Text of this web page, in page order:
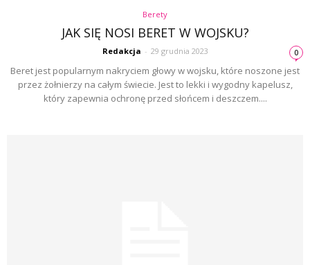
Berety
JAK SIĘ NOSI BERET W WOJSKU?
Redakcja - 29 grudnia 2023 0
Beret jest popularnym nakryciem głowy w wojsku, które noszone jest
przez żołnierzy na całym świecie. Jest to lekki i wygodny kapelusz,
który zapewnia ochronę przed słońcem i deszczem....